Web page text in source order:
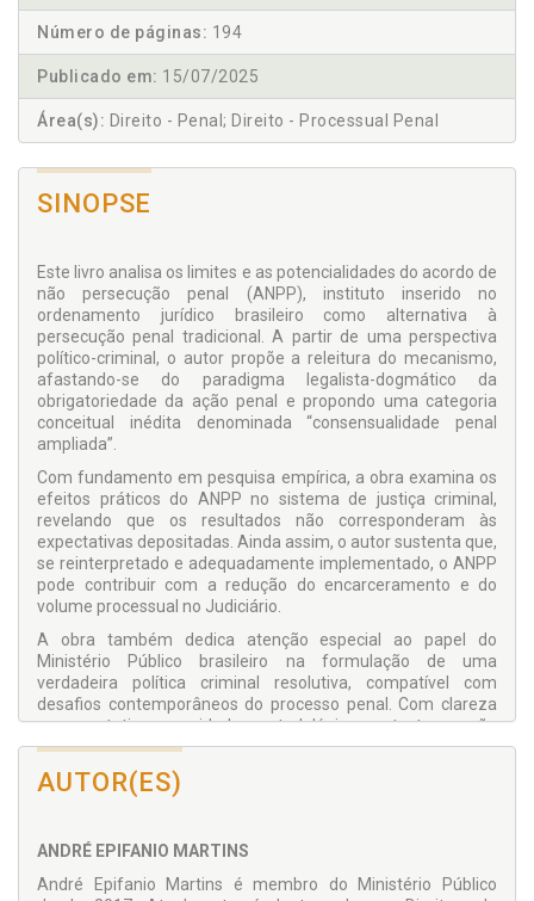
Número de páginas: 194
Publicado em: 15/07/2025
Área(s): Direito - Penal; Direito - Processual Penal
SINOPSE
Este livro analisa os limites e as potencialidades do acordo de
não persecução penal (ANPP), instituto inserido no
ordenamento jurídico brasileiro como alternativa à
persecução penal tradicional. A partir de uma perspectiva
político-criminal, o autor propõe a releitura do mecanismo,
afastando-se do paradigma legalista-dogmático da
obrigatoriedade da ação penal e propondo uma categoria
conceitual inédita denominada “consensualidade penal
ampliada”.
Com fundamento em pesquisa empírica, a obra examina os
efeitos práticos do ANPP no sistema de justiça criminal,
revelando que os resultados não corresponderam às
expectativas depositadas. Ainda assim, o autor sustenta que,
se reinterpretado e adequadamente implementado, o ANPP
pode contribuir com a redução do encarceramento e do
volume processual no Judiciário.
A obra também dedica atenção especial ao papel do
Ministério Público brasileiro na formulação de uma
verdadeira política criminal resolutiva, compatível com
desafios contemporâneos do processo penal. Com clareza
argumentativa e cuidado metodológico, o texto propõe
soluções legislativas e institucionais para o refinamento do
instituto.
Reconhecida com menção honrosa pelo Instituto Brasileiro
fruto de dissertação de mestrado, revela-se como leitura
magistrados, advogados, defensores públicos, estudantes
AUTOR(ES)
ANDRÉ EPIFANIO MARTINS
André Epifanio Martins é membro do Ministério Público